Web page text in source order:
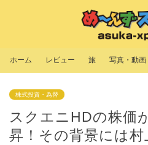
ホーム レビュー 旅 写真・動画
株式投資・為替
スクエニHDの株価
昇！その背景には